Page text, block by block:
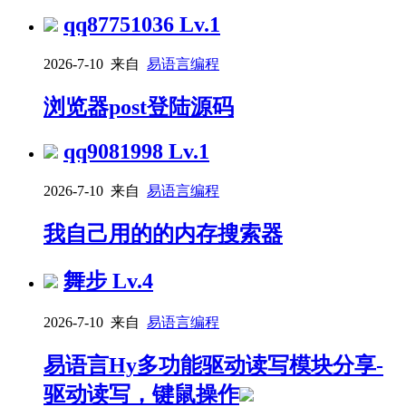
qq87751036 Lv.1
2026-7-10 来自 易语言编程
浏览器post登陆源码
qq9081998 Lv.1
2026-7-10 来自 易语言编程
我自己用的的内存搜索器
舞步 Lv.4
2026-7-10 来自 易语言编程
易语言Hy多功能驱动读写模块分享-
驱动读写，键鼠操作